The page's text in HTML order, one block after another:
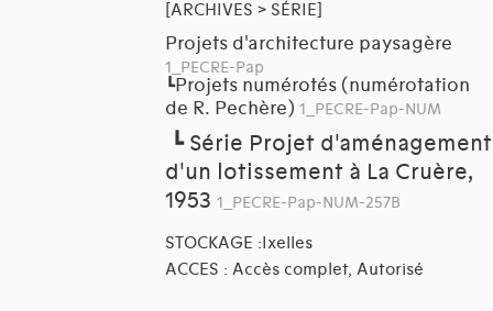
[ARCHIVES > SÉRIE]
Projets d'architecture paysagère
1_PECRE-Pap
┗Projets numérotés (numérotation
de R. Pechère) 1_PECRE-Pap-NUM
┗ Série Projet d'aménagement
d'un lotissement à La Cruère,
1953 1_PECRE-Pap-NUM-257B
STOCKAGE :Ixelles
ACCES : Accès complet, Autorisé